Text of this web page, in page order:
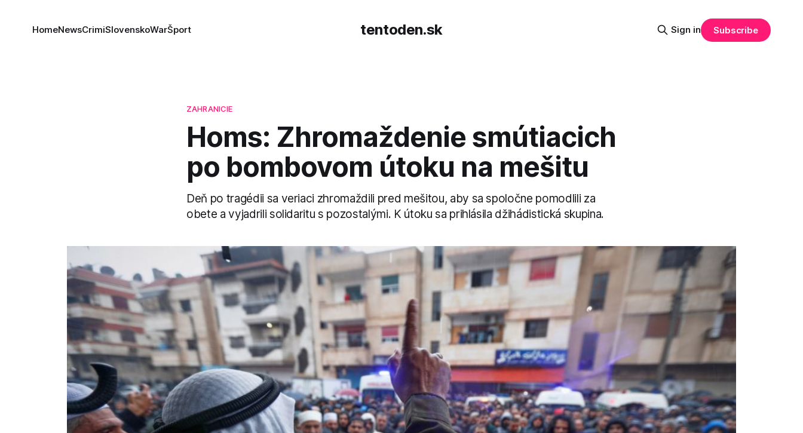
tentoden.sk
HomeNewsCrimiSlovenskoWarŠport Sign in Subscribe
ZAHRANICIE
Homs: Zhromaždenie smútiacich
po bombovom útoku na mešitu
Deň po tragédii sa veriaci zhromaždili pred mešitou, aby sa spoločne pomodlili za
obete a vyjadrili solidaritu s pozostalými. K útoku sa prihlásila džihádistická skupina.